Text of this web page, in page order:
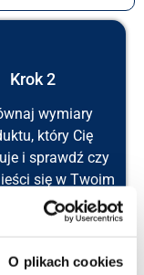
O plikach cookies
Krok 2
wymiary
który Cię
i sprawdź czy
się w Twoim
aucie.
produkty mają
uniwersalny i